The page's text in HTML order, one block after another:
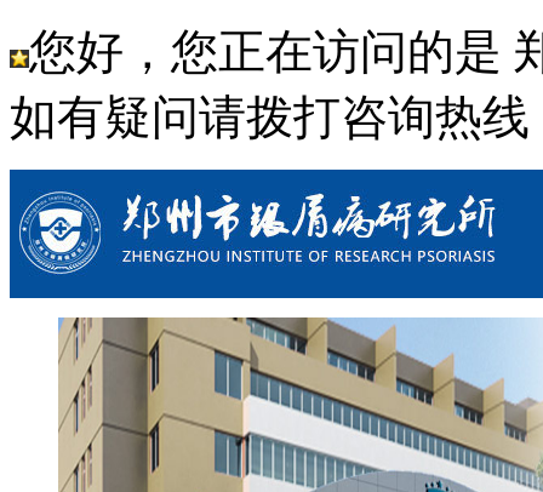
您好，您正在访问的是
如有疑问请拨打咨询热线